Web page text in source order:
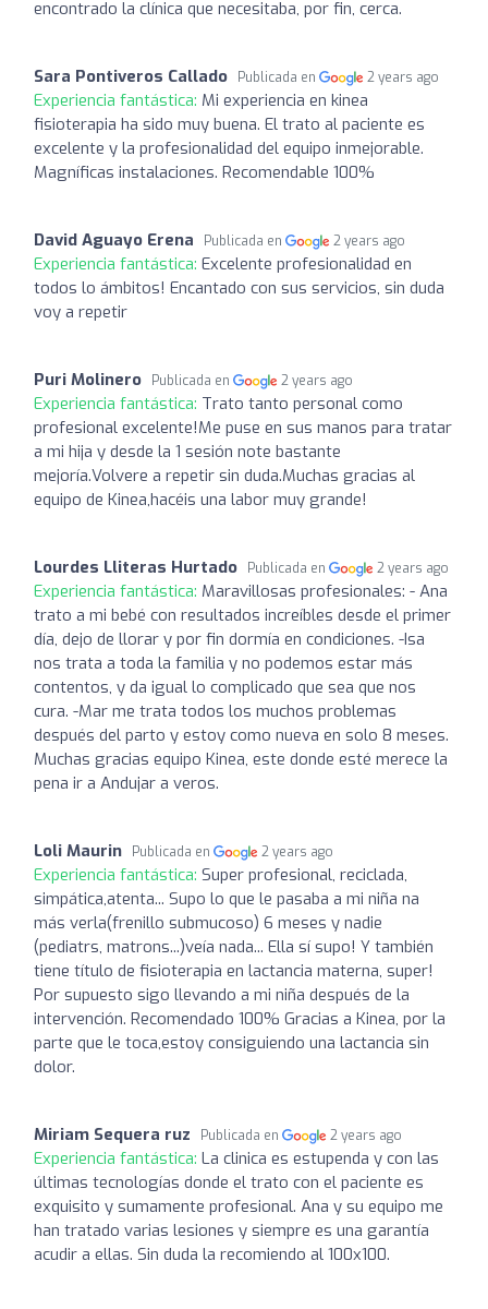
encontrado la clínica que necesitaba, por fin, cerca.
Sara Pontiveros Callado Publicada en 2 years ago
Experiencia fantástica: Mi experiencia en kinea
fisioterapia ha sido muy buena. El trato al paciente es
excelente y la profesionalidad del equipo inmejorable.
Magníficas instalaciones. Recomendable 100%
David Aguayo Erena Publicada en 2 years ago
Experiencia fantástica: Excelente profesionalidad en
todos lo ámbitos! Encantado con sus servicios, sin duda
voy a repetir
Puri Molinero Publicada en 2 years ago
Experiencia fantástica: Trato tanto personal como
profesional excelente!Me puse en sus manos para tratar
a mi hija y desde la 1 sesión note bastante
mejoría.Volvere a repetir sin duda.Muchas gracias al
equipo de Kinea,hacéis una labor muy grande!
Lourdes Lliteras Hurtado Publicada en 2 years ago
Experiencia fantástica: Maravillosas profesionales: - Ana
trato a mi bebé con resultados increíbles desde el primer
día, dejo de llorar y por fin dormía en condiciones. -Isa
nos trata a toda la familia y no podemos estar más
contentos, y da igual lo complicado que sea que nos
cura. -Mar me trata todos los muchos problemas
después del parto y estoy como nueva en solo 8 meses.
Muchas gracias equipo Kinea, este donde esté merece la
pena ir a Andujar a veros.
Loli Maurin Publicada en 2 years ago
Experiencia fantástica: Super profesional, reciclada,
simpática,atenta... Supo lo que le pasaba a mi niña na
más verla(frenillo submucoso) 6 meses y nadie
(pediatrs, matrons...)veía nada... Ella sí supo! Y también
tiene título de fisioterapia en lactancia materna, super!
Por supuesto sigo llevando a mi niña después de la
intervención. Recomendado 100% Gracias a Kinea, por la
parte que le toca,estoy consiguiendo una lactancia sin
dolor.
Miriam Sequera ruz Publicada en 2 years ago
Experiencia fantástica: La clinica es estupenda y con las
últimas tecnologías donde el trato con el paciente es
exquisito y sumamente profesional. Ana y su equipo me
han tratado varias lesiones y siempre es una garantía
acudir a ellas. Sin duda la recomiendo al 100x100.